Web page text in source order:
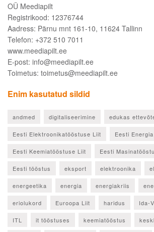
OÜ Meediapilt
Registrikood: 12376744
Aadress: Pärnu mnt 161-10, 11624 Tallinn
Telefon: +372 510 7011
www.meediapilt.ee
E-post: info@meediapilt.ee
Toimetus: toimetus@meediapilt.ee
Enim kasutatud sildid
andmed digitaliseerimine edukas
Eesti Elektroonikatööstuse Liit Eesti Energia
Eesti Keemiatööstuse Liit Eesti
Eesti tööstus eksport elektroonika
energeetika energia energiakriis
eriolukord Euroopa Liit haridus Ida-
ITL it tööstuses keemiatööstus